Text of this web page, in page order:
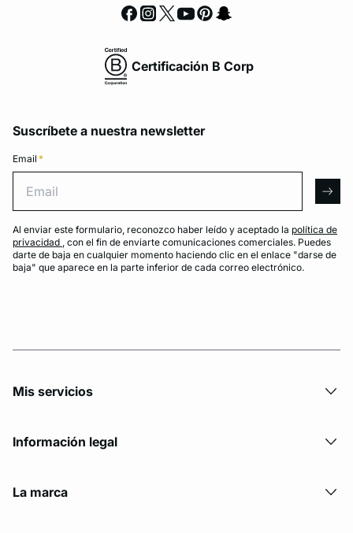
Certificación B Corp
Suscríbete a nuestra newsletter
Email *
Al enviar este formulario, reconozco haber leído y aceptado la política de
privacidad , con el fin de enviarte comunicaciones comerciales. Puedes
darte de baja en cualquier momento haciendo clic en el enlace "darse de
baja" que aparece en la parte inferior de cada correo electrónico.
Mis servicios
Información legal
La marca